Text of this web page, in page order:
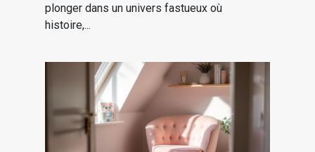
plonger dans un univers fastueux où
histoire,...